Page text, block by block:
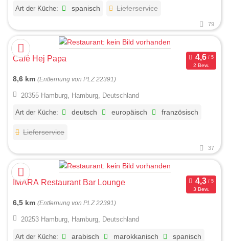
Art der Küche: spanisch Lieferservice
79
Café Hej Papa
2 Bew.
8,6 km (Entfernung von PLZ 22391)
20355 Hamburg, Hamburg, Deutschland
Art der Küche: deutsch europäisch französisch
Lieferservice
37
IMARA Restaurant Bar Lounge
3 Bew.
6,5 km (Entfernung von PLZ 22391)
20253 Hamburg, Hamburg, Deutschland
Art der Küche: arabisch marokkanisch spanisch